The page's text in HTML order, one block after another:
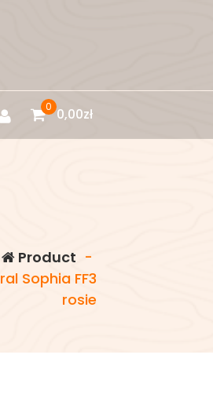
0 0,00zł
Product -
Sophia FF3
rosie